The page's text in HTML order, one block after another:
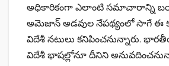
అధికారికంగా ఎలాంటి సమాచారాన్ని
అమెజాన్‌ అడవుల నేపథ్యంలో సాగే ఈ
విదేశీ నటులు కనిపించనున్నారు.
విదేశీ భాషల్లోనూ దీనిని